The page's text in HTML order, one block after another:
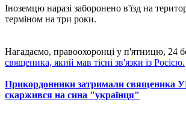
Іноземцю наразі заборонено в'їзд на
терміном на три роки.
Нагадаємо, правоохоронці у п'ятницю, 24
священика, який мав тісні зв'язки із Росією.
Прикордонники затримали
скаржився на сина "українця"